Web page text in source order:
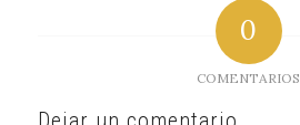
0
COMENTARIOS